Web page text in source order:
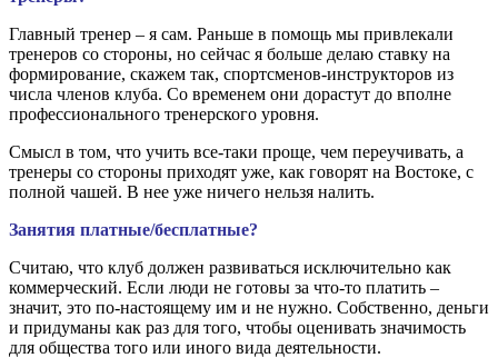
Главный тренер – я сам. Раньше в помощь мы привлекали
тренеров со стороны, но сейчас я больше делаю ставку на
формирование, скажем так, спортсменов-инструкторов из
числа членов клуба. Со временем они дорастут до вполне
профессионального тренерского уровня.
Смысл в том, что учить все-таки проще, чем переучивать, а
тренеры со стороны приходят уже, как говорят на Востоке, с
полной чашей. В нее уже ничего нельзя налить.
Занятия платные/бесплатные?
Считаю, что клуб должен развиваться исключительно как
коммерческий. Если люди не готовы за что-то платить –
значит, это по-настоящему им и не нужно. Собственно, деньги
и придуманы как раз для того, чтобы оценивать значимость
для общества того или иного вида деятельности.